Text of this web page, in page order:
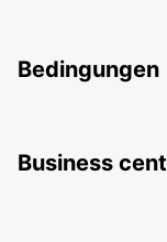
Bedingungen
Business